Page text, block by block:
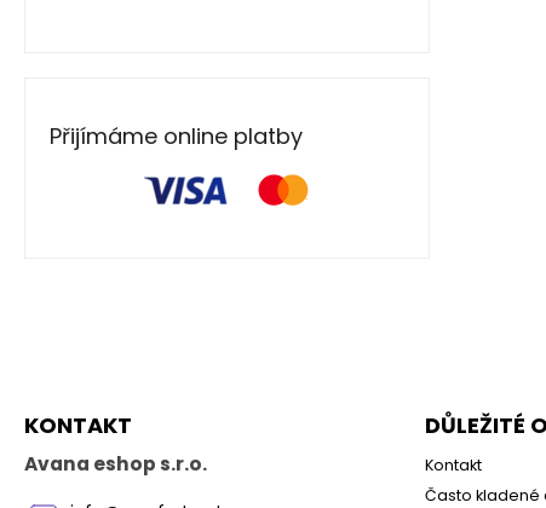
Přijímáme online platby
KONTAKT
Avana eshop s.r.o.
DŮLEŽITÉ
Kontakt
Často kladené